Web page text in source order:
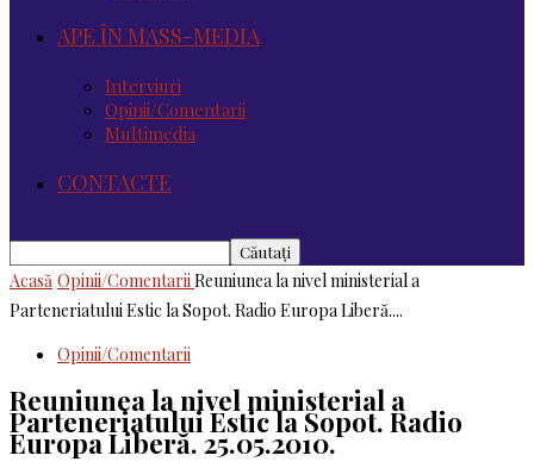
APE ÎN MASS-MEDIA
Interviuri
Opinii/Comentarii
Multimedia
CONTACTE
Acasă Opinii/ComentariiReuniunea la nivel ministerial a
Parteneriatului Estic la Sopot. Radio Europa Liberă....
Opinii/Comentarii
Reuniunea la nivel ministerial a
Parteneriatului Estic la Sopot. Radio
Europa Liberă. 25.05.2010.